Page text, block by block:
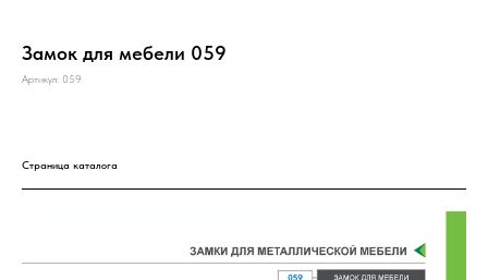
Замок для мебели 059
Артикул: 059
Страница каталога